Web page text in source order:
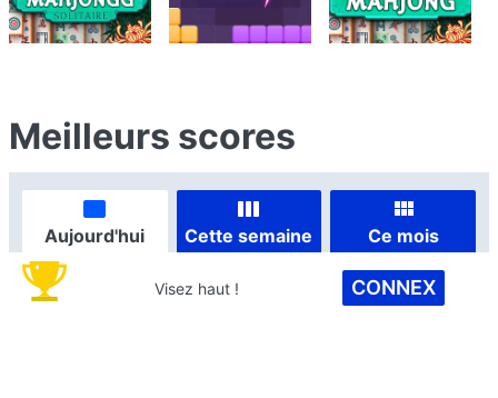
Meilleurs scores
Aujourd'hui Cette semaine Ce mois
Visez haut ! CONNEX